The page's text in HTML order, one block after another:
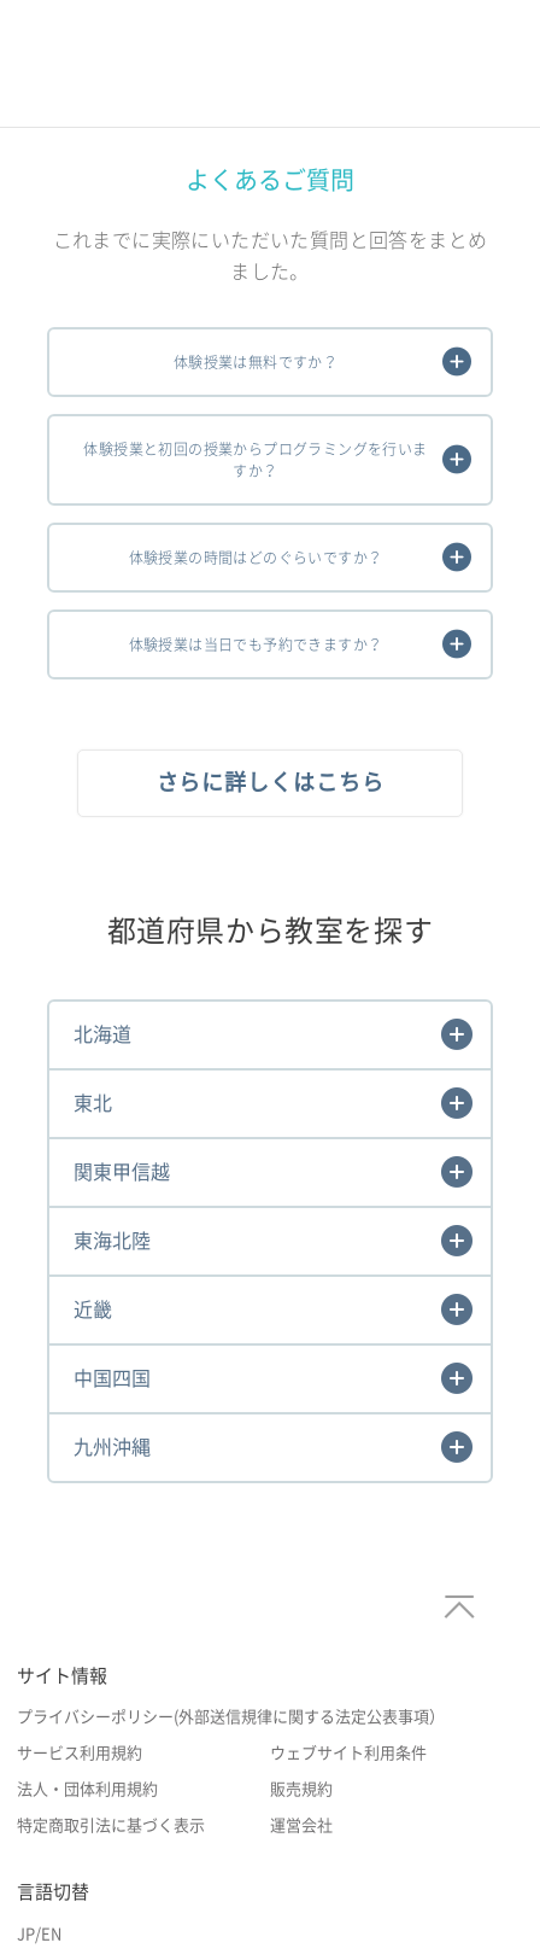
よくあるご質問
これまでに実際にいただいた質問と回答をまとめ
ました。
体験授業は無料ですか？
体験授業と初回の授業からプログラミングを行いま
すか？
体験授業の時間はどのぐらいですか？
体験授業は当日でも予約できますか？
さらに詳しくはこちら
都道府県から教室を探す
北海道
東北
関東甲信越
東海北陸
近畿
中国四国
九州沖縄
サイト情報
プライバシーポリシー(外部送信規律に関する法定公表事項）
サービス利用規約 ウェブサイト利用条件
法人・団体利用規約 販売規約
特定商取引法に基づく表示 運営会社
言語切替
JP/EN